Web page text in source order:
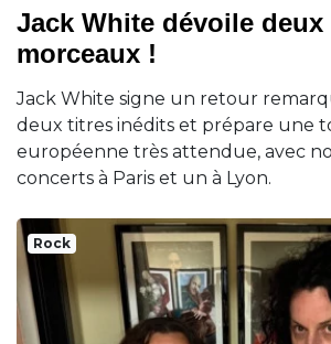
Jack White dévoile
morceaux !
Jack White signe un retour
deux titres inédits et prépare une
européenne très attendue, avec
concerts à Paris et un à Lyon.
Rock